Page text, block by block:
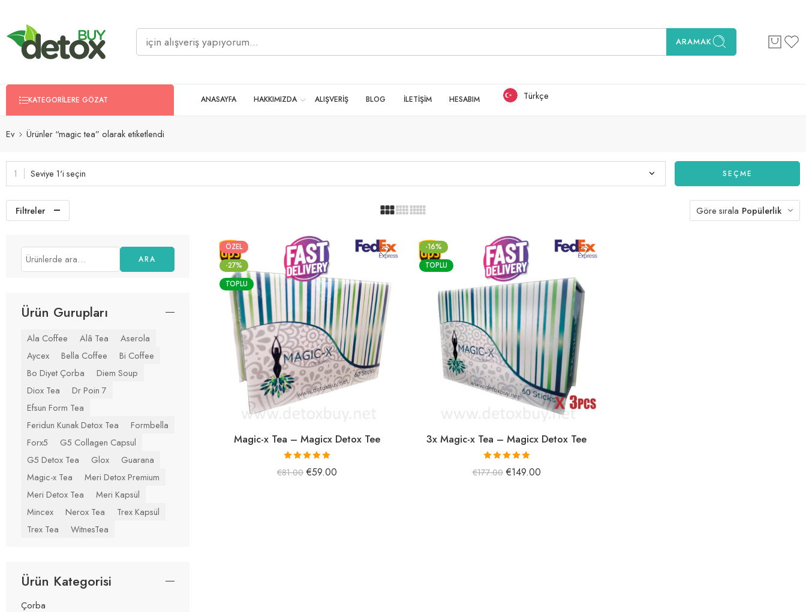
ARAMAK
KATEGORILERE GÖZAT ANASAYFA HAKKIMIZDA ALIŞVERİŞ BLOG İLETİŞİM HESABIM Türkçe
Ev Ürünler “magic tea” olarak etiketlendi
Seviye 1'i seçin SEÇME
Filtreler Göre sırala Popülerlik
ÖZEL
-27%
TOPLU
Magic-x Tea – Magicx Detox Tee
5 üzerinden
€81.00 €59.00
-16%
TOPLU
3x Magic-x Tea – Magicx Detox Tee
5 üzerinden
€177.00 €149.00
ARA
Ürün Gurupları
Ala Coffee Alâ Tea
Aserola
Aycex
Bella Coffee
Bi Coffee
Bo Diyet Çorba
Diem Soup
Diox Tea
Dr Poin 7
Efsun Form Tea
Feridun Kunak Detox Tea
Formbella
Forx5
G5 Collagen Capsul
G5 Detox Tea
Glox
Guarana
Magic-x Tea
Meri Detox Premium
Meri Detox Tea
Meri Kapsül
Mincex
Nerox Tea
Trex Kapsül
Trex Tea
WitnesTea
Ürün Kategorisi
Çorba